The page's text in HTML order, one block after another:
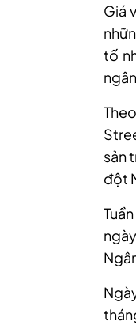
Giá
tố
sản
đột